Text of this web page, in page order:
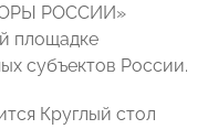
РОССИИ»
площадке
субъектов России.
Круглый стол